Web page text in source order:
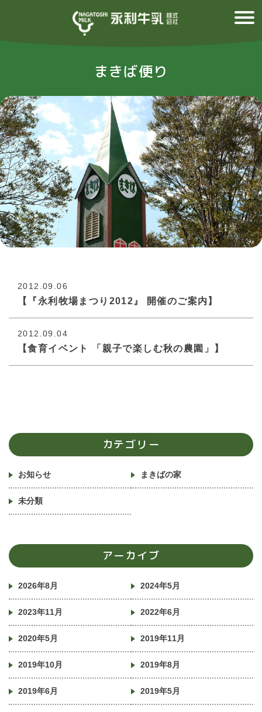
まきば便り
2012.09.06
【『永利牧場まつり2012』 開催のご案内】
2012.09.04
【食育イベント 「親子で楽しむ秋の農園」】
カテゴリー
お知らせ まきばの家
未分類
アーカイブ
2026年8月 2024年5月
2023年11月 2022年6月
2020年5月 2019年11月
2019年10月 2019年8月
2019年6月 2019年5月